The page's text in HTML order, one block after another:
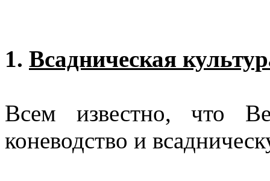
1. Всадническая
Всем известно, что
коневодство и